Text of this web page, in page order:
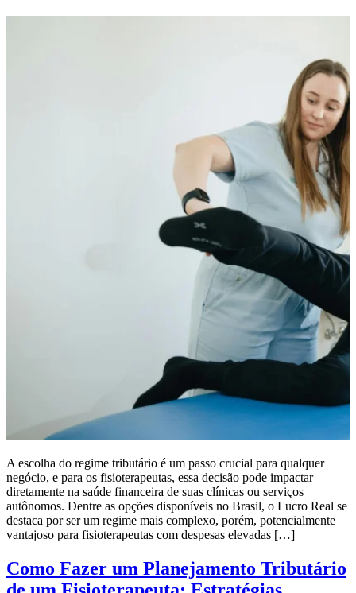
A escolha do regime tributário é um passo crucial para qualquer
negócio, e para os fisioterapeutas, essa decisão pode impactar
diretamente na saúde financeira de suas clínicas ou serviços
autônomos. Dentre as opções disponíveis no Brasil, o Lucro Real se
destaca por ser um regime mais complexo, porém, potencialmente
vantajoso para fisioterapeutas com despesas elevadas […]
Como Fazer um Planejamento Tributário